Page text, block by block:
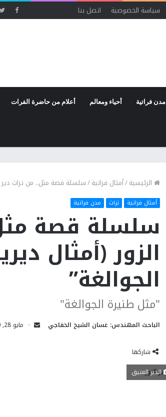
سياسة الخصوصية اتصل بنا
مدن فراتية أحياء ومعالم أعلام من حاضرة الفرات
الرئيسية/أمثال فراتية/سلسلة قصة مثل.. من تراث دير
أمثال فراتية تراث مدن فراتية
سلسلة قصة
الزور (أمثال
الجوالغة”
"مثل طنيرة الجوالغة"
الباحث المهندس: غسان الشيخ الخفاجي مايو 28, 2020
شاركها
الدير العتيق